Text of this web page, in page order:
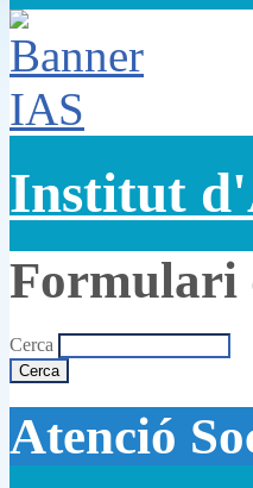
Institut
Formulari
Cerca
Atenció